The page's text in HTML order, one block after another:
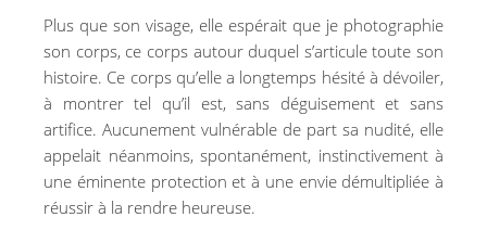
Plus que son visage, elle espérait que je photographie
son corps, ce corps autour duquel s’articule toute son
histoire. Ce corps qu’elle a longtemps hésité à dévoiler,
à montrer tel qu’il est, sans déguisement et sans
artifice. Aucunement vulnérable de part sa nudité, elle
appelait néanmoins, spontanément, instinctivement à
une éminente protection et à une envie démultipliée à
réussir à la rendre heureuse.